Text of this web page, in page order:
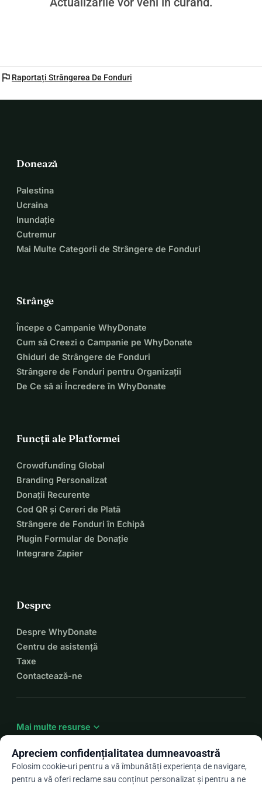
ne ține în rugăciunile tale înseamnă la fel de mult.
flag Raportați Strângerea De Fonduri
Donează
Palestina
Ucraina
Inundație
Cutremur
Mai Multe Categorii de Strângere de Fonduri
Strânge
Începe o Campanie WhyDonate
Cum să Creezi o Campanie pe WhyDonate
Ghiduri de Strângere de Fonduri
Strângere de Fonduri pentru Organizații
De Ce să ai Încredere în WhyDonate
Funcții ale Platformei
Crowdfunding Global
Branding Personalizat
Donații Recurente
Cod QR și Cereri de Plată
Strângere de Fonduri în Echipă
Plugin Formular de Donație
Integrare Zapier
Despre
Despre WhyDonate
Centru de asistență
Taxe
Contactează-ne
Mai multe resurse expand_more
Apreciem confidențialitatea dumneavoastră
Folosim cookie-uri pentru a vă îmbunătăți experiența de navigare,
pentru a vă oferi reclame sau conținut personalizat și pentru a ne